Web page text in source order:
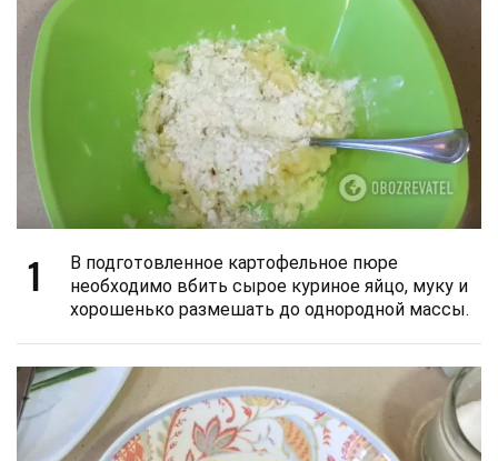
1
В подготовленное картофельное пюре
необходимо вбить сырое куриное яйцо, муку и
хорошенько размешать до однородной массы.